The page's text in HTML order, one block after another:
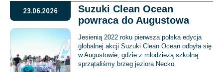
23.06.2026
Suzuki Clean Ocean
powraca do Augustowa
Jesienią 2022 roku pierwsza polska edycja
globalnej akcji Suzuki Clean Ocean odbyła się
w Augustowie, gdzie z młodzieżą szkolną
sprzątaliśmy brzeg jeziora Necko.